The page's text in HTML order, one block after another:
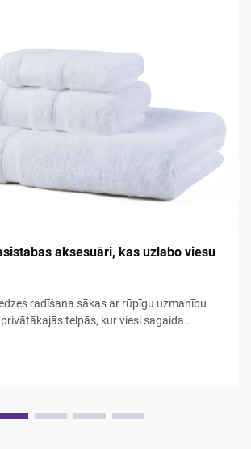
aksesuāri, kas uzlabo viesu
radīšana sākas ar rūpīgu uzmanību
telpās, kur viesi sagaida